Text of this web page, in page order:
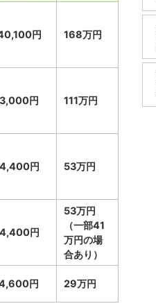
円 168万円
円 111万円
円 53万円
円
53万円
（一部41
万円の場
合あり）
円 29万円